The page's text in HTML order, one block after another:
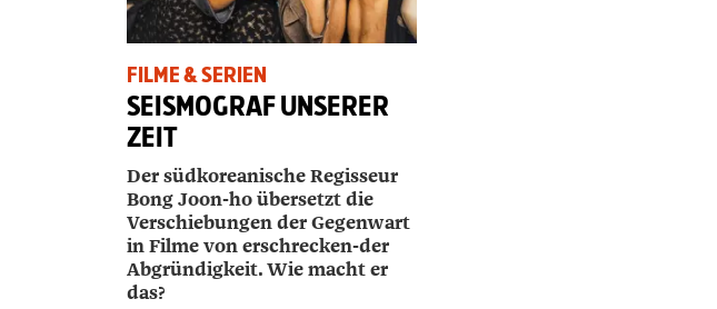
FILME & SERIEN
SEISMOGRAF UNSERER
ZEIT
Der südkoreanische Regisseur
Bong Joon-ho übersetzt die
Verschiebungen der Gegenwart
in Filme von erschrecken-der
Abgründigkeit. Wie macht er
das?